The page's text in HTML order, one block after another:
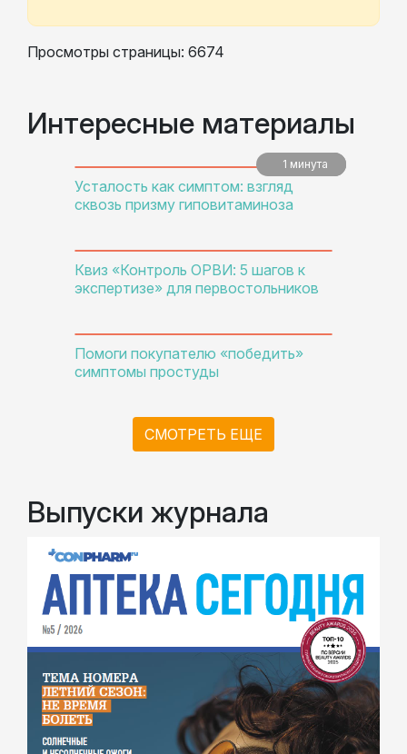
Просмотры страницы: 6674
Интересные материалы
5 минут
Усталость как симптом: взгляд
сквозь призму гиповитаминоза
5 минут
Квиз «Контроль ОРВИ: 5 шагов к
экспертизе» для первостольников
1 минута
Помоги покупателю «победить»
симптомы простуды
СМОТРЕТЬ ЕЩЕ
Выпуски журнала